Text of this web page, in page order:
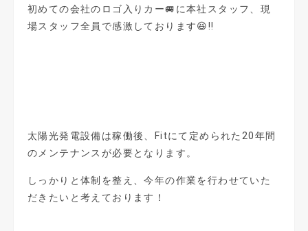
初めての会社のロゴ入りカー🚐に本社スタッフ、現
場スタッフ全員で感激しております😆‼️
太陽光発電設備は稼働後、Fitにて定められた20年間
のメンテナンスが必要となります。
しっかりと体制を整え、今年の作業を行わせていた
だきたいと考えております！